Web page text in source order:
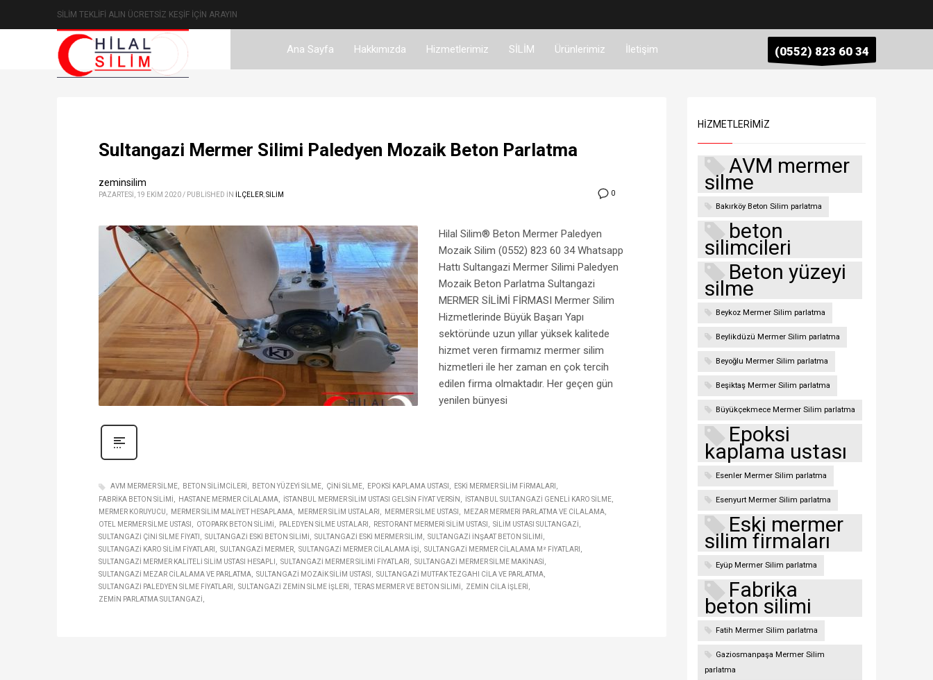
SİLİM TEKLİFİ ALIN ÜCRETSİZ KEŞİF İÇİN ARAYIN
Ana Sayfa Hakkımızda Hizmetlerimiz SİLİM Ürünlerimiz İletişim (0552) 823 60 34
Sultangazi Mermer Silimi Paledyen Mozaik Beton Parlatma
0
zeminsilim
PAZARTESI, 19 EKIM 2020 / PUBLISHED IN İLÇELER SİLİM
Hilal Silim® Beton Mermer Paledyen
Mozaik Silim (0552) 823 60 34 Whatsapp
Hattı Sultangazi Mermer Silimi Paledyen
Mozaik Beton Parlatma Sultangazi
MERMER SİLİMİ FİRMASI Mermer Silim
Hizmetlerinde Büyük Başarı Yapı
sektöründe uzun yıllar yüksek kalitede
hizmet veren firmamız mermer silim
hizmetleri ile her zaman en çok tercih
edilen firma olmaktadır. Her geçen gün
yenilen bünyesi
AVM MERMER SILME BETON SILIMCILERI BETON YÜZEYI SILME ÇINI SILME EPOKSI KAPLAMA USTASI
ESKI MERMER SILIM FIRMALARI
FABRIKA BETON SILIMI
HASTANE MERMER CILALAMA İSTANBUL MERMER SILIM USTASI GELSIN FIYAT VERSIN
İSTANBUL SULTANGAZI GENELI KARO SILME
MERMER KORUYUCU
MERMER SILIM MALIYET HESAPLAMA MERMER SILIM USTALARI MERMER SILME USTASI
MEZAR MERMERI PARLATMA VE CILALAMA
OTEL MERMER SILME USTASI
OTOPARK BETON SILIMI PALEDYEN SILME USTALARI RESTORANT MERMERI SILIM USTASI
SILIM USTASI SULTANGAZI
SULTANGAZI ÇINI SILME FIYATI
SULTANGAZI ESKI BETON SILIMI SULTANGAZI ESKI MERMER SILIM
SULTANGAZI INŞAAT BETON SILIMI
SULTANGAZI KARO SILIM FIYATLARI
SULTANGAZI MERMER SULTANGAZI MERMER CILALAMA IŞI
SULTANGAZI MERMER CILALAMA M² FIYATLARI
SULTANGAZI MERMER KALITELI SILIM USTASI HESAPLI
SULTANGAZI MERMER SILIMI FIYATLARI
SULTANGAZI MERMER SILME MAKINASI
SULTANGAZI MEZAR CILALAMA VE PARLATMA
SULTANGAZI MOZAIK SILIM USTASI
SULTANGAZI MUTFAK TEZGAHI CILA VE PARLATMA
SULTANGAZI PALEDYEN SILME FIYATLARI
SULTANGAZI ZEMIN SILME IŞLERI TERAS MERMER VE BETON SILIMI
ZEMIN CILA IŞLERI
ZEMIN PARLATMA SULTANGAZI
HIZMETLERIMIZ
AVM mermer
silme
Bakırköy Beton Silim parlatma
beton
silimcileri
Beton yüzeyi
silme
Beykoz Mermer Silim parlatma
Beylikdüzü Mermer Silim parlatma
Beyoğlu Mermer Silim parlatma
Beşiktaş Mermer Silim parlatma
Büyükçekmece Mermer Silim parlatma
Epoksi
kaplama ustası
Esenler Mermer Silim parlatma
Esenyurt Mermer Silim parlatma
Eski mermer
silim firmaları
Eyüp Mermer Silim parlatma
Fabrika
beton silimi
Fatih Mermer Silim parlatma
Gaziosmanpaşa Mermer Silim
parlatma